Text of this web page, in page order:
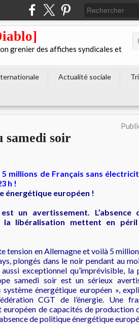
grenier des affiches syndicales et
Actualité sociale
samedi soir
millions de Français sans
h !
énergétique européen !
un avertissement. L’absence
la libéralisation mettent en
tension en Allemagne et voilà 5
plongés dans le noir pendant au
exceptionnel qu’imprévisible, la
samedi soir est un sérieux
énergétique européen »,
CGT de l’énergie. Une
de capacités de production
de politique énergétique